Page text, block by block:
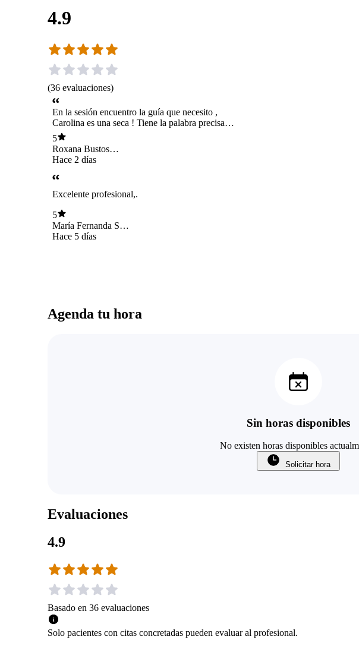
4.9
(36 evaluaciones)
En la sesión encuentro la guía que necesito ,
Carolina es una seca ! Tiene la palabra precisa !
Y se adapta como sea a las necesidades que uno
tiene. Gracias por tanto 🥰
5
Roxana Bustos
Ramos
Hace 2 días
Excelente profesional,.
5
María Fernanda San
Martín Rojas
Hace 5 días
Agenda tu hora
Sin horas disponibles
No existen horas disponibles
Solicitar hora
Evaluaciones
4.9
Basado en 36 evaluaciones
Solo pacientes con citas concretadas pueden evaluar al profesional.